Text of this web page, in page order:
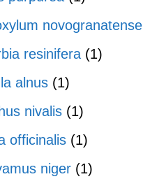
novogranatense
resinifera (1)
alnus (1)
nivalis (1)
officinalis (1)
niger (1)